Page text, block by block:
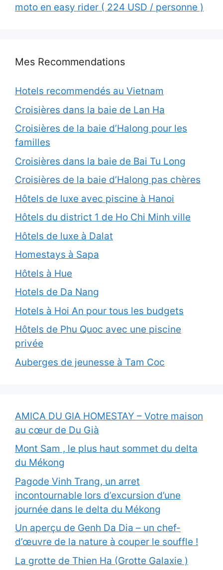
moto en easy rider ( 224 USD / personne )
Mes Recommendations
Hotels recommendés au Vietnam
Croisières dans la baie de Lan Ha
Croisières de la baie d’Halong pour les
familles
Croisières dans la baie de Bai Tu Long
Croisières de la baie d’Halong pas chères
Hôtels de luxe avec piscine à Hanoi
Hôtels du district 1 de Ho Chi Minh ville
Hôtels de luxe à Dalat
Homestays à Sapa
Hôtels à Hue
Hotels de Da Nang
Hotels à Hoi An pour tous les budgets
Hôtels de Phu Quoc avec une piscine
privée
Auberges de jeunesse à Tam Coc
AMICA DU GIA HOMESTAY – Votre maison
au cœur de Du Già
Mont Sam , le plus haut sommet du delta
du Mékong
Pagode Vinh Trang, un arret
incontournable lors d’excursion d’une
journée dans le delta du Mékong
Un aperçu de Genh Da Dia – un chef-
d’œuvre de la nature à couper le souffle !
La grotte de Thien Ha (Grotte Galaxie )